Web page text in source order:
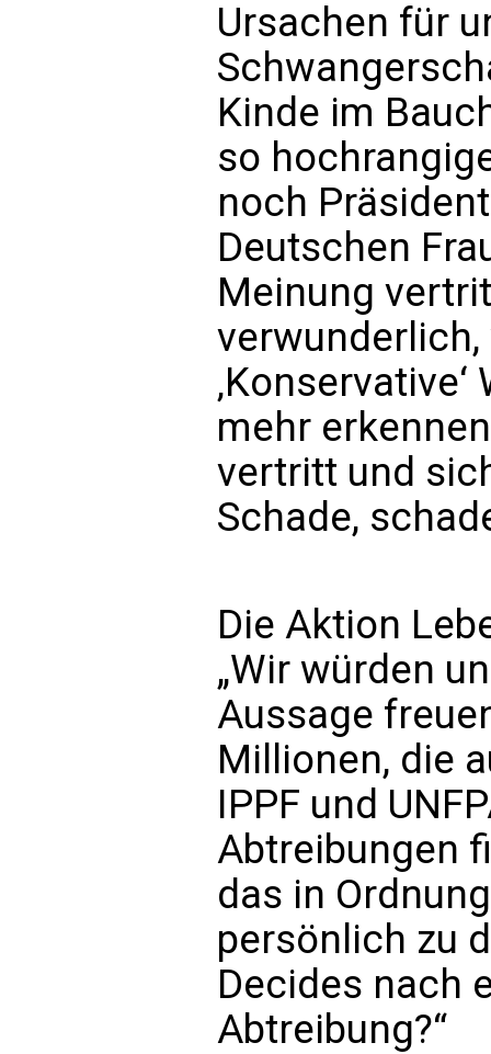
Ursachen für
Kinde im
so
noch
Deutschen
Meinung
mehr
vertritt und
Schade,
Die Aktion
„Wir würden
Aussage
Millionen, die
IPPF und
Abtreibungen
das in
persönlich zu
Decides nach
Abtreibung?“